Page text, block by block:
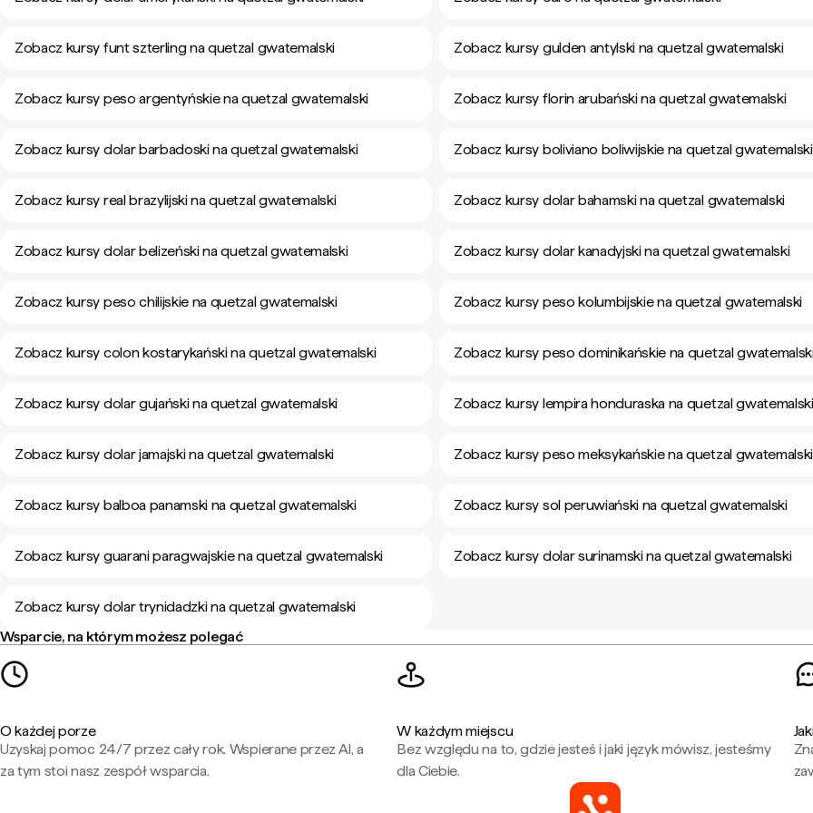
Zobacz kursy funt szterling na quetzal gwatemalski Zobacz kursy gulden antylski na quetzal gwatemalski
Zobacz kursy peso argentyńskie na quetzal gwatemalski Zobacz kursy florin arubański na quetzal gwatemalski
Zobacz kursy dolar barbadoski na quetzal gwatemalski Zobacz kursy boliviano boliwijskie na quetzal gwatemalski
Zobacz kursy real brazylijski na quetzal gwatemalski Zobacz kursy dolar bahamski na quetzal gwatemalski
Zobacz kursy dolar belizeński na quetzal gwatemalski Zobacz kursy dolar kanadyjski na quetzal gwatemalski
Zobacz kursy peso chilijskie na quetzal gwatemalski Zobacz kursy peso kolumbijskie na quetzal gwatemalski
Zobacz kursy colon kostarykański na quetzal gwatemalski Zobacz kursy peso dominikańskie na quetzal
Zobacz kursy dolar gujański na quetzal gwatemalski Zobacz kursy lempira honduraska na quetzal gwatemalski
Zobacz kursy dolar jamajski na quetzal gwatemalski Zobacz kursy peso meksykańskie na quetzal gwatemalski
Zobacz kursy balboa panamski na quetzal gwatemalski Zobacz kursy sol peruwiański na quetzal gwatemalski
Zobacz kursy guarani paragwajskie na quetzal gwatemalski Zobacz kursy dolar surinamski na quetzal gwatemalski
Zobacz kursy dolar trynidadzki na quetzal gwatemalski
Wsparcie, na którym możesz polegać
O każdej porze
Uzyskaj pomoc 24/7 przez cały rok. Wspierane przez AI, a
za tym stoi nasz zespół wsparcia.
W każdym miejscu
Bez względu na to, gdzie jesteś i jaki język mówisz, jesteśmy
dla Ciebie.